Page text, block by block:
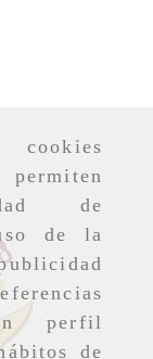
de
de la
perfil
de